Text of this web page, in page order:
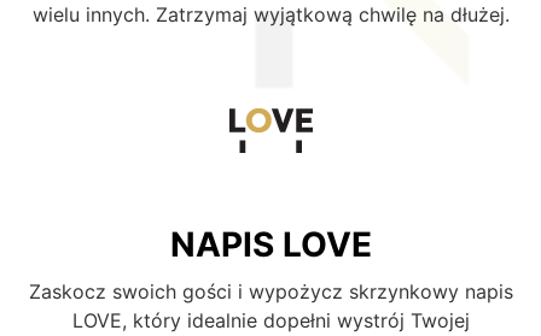
wielu innych. Zatrzymaj wyjątkową chwilę na dłużej.
NAPIS LOVE
Zaskocz swoich gości i wypożycz skrzynkowy napis
LOVE, który idealnie dopełni wystrój Twojej